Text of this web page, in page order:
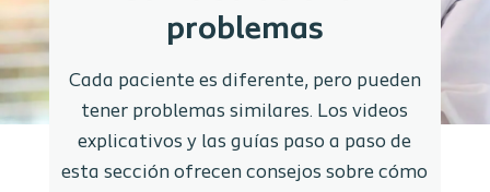
problemas
Cada paciente es diferente, pero pueden
tener problemas similares. Los videos
explicativos y las guías paso a paso de
esta sección ofrecen consejos sobre cómo